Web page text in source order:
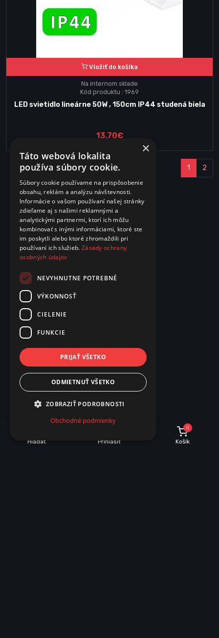
Hľadať Prihlásiť
0
Košík
Vložiť do košika
Na internom sklade
Kód produktu : 1969
LED svietidlo lineárne 50W , 150cm IP44 studená biela
13.70€
1 2
×
Táto webová lokalita
používa súbory cookie.
Súbory cookie používame na prispôsobenie
obsahu, reklám a analýzu návštevnosti.
Informácie o vašom používaní našej stránky
zdieľame aj s našimi reklamnými a
analytickými partnermi, ktorí ich môžu
kombinovať s inými informáciami, ktoré ste
im poskytli alebo ktoré zhromaždili pri
používaní ich služieb. Zásady ochrany
osobných údajov
NEVYHNUTNE POTREBNÉ
VÝKONNOSŤ
CIELENIE
FUNKCIE
PRIJAŤ VŠETKO
ODMIETNUŤ VŠETKO
ZOBRAZIŤ PODROBNOSTI
Obchodné podmienky